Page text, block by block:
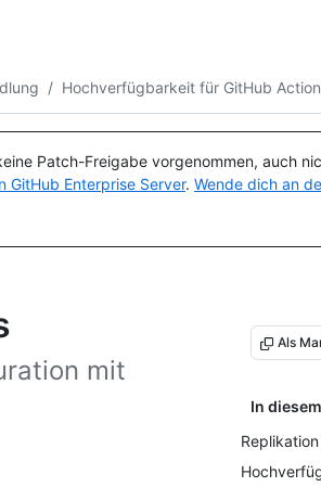
/ Hochverfügbarkeit für GitHub
Patch-Freigabe vorgenommen, auch
GitHub Enterprise Server. Wende dich an
mit
Als
In